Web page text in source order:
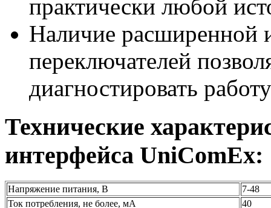
практически любой
Наличие расширенной
переключателей
диагностировать
Технические
интерфейса UniComEx:
Напряжение питания, В
7-48
Ток потребления, не более, мА
40